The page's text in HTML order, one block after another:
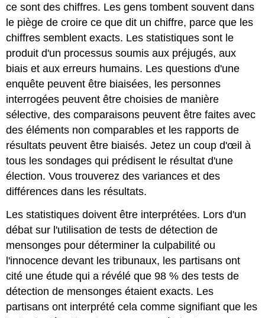
ce sont des chiffres. Les gens tombent souvent dans
le piège de croire ce que dit un chiffre, parce que les
chiffres semblent exacts. Les statistiques sont le
produit d'un processus soumis aux préjugés, aux
biais et aux erreurs humains. Les questions d'une
enquête peuvent être biaisées, les personnes
interrogées peuvent être choisies de manière
sélective, des comparaisons peuvent être faites avec
des éléments non comparables et les rapports de
résultats peuvent être biaisés. Jetez un coup d'œil à
tous les sondages qui prédisent le résultat d'une
élection. Vous trouverez des variances et des
différences dans les résultats.
Les statistiques doivent être interprétées. Lors d'un
débat sur l'utilisation de tests de détection de
mensonges pour déterminer la culpabilité ou
l'innocence devant les tribunaux, les partisans ont
cité une étude qui a révélé que 98 % des tests de
détection de mensonges étaient exacts. Les
partisans ont interprété cela comme signifiant que les